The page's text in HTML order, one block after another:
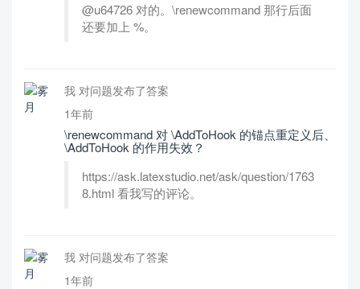
@u64726 对的。\renewcommand 那行后面
还要加上 %。
我 对问题发布了答案
1年前
\renewcommand 对 \AddToHook 的锚点重定义后、
\AddToHook 的作用失效？
https://ask.latexstudio.net/ask/question/1763
8.html 看我写的评论。
我 对问题发布了答案
1年前